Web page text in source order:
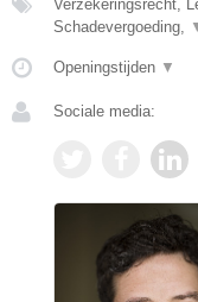
Verzekeringsrecht,
Schadevergoeding,
Openingstijden ▼
Sociale media: